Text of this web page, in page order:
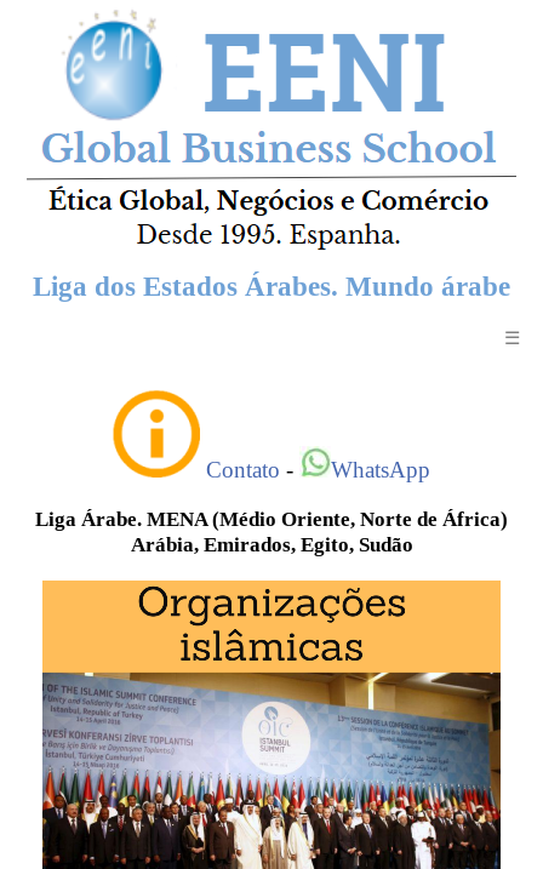
Liga dos Estados Árabes. Mundo árabe
☰
Contato - WhatsApp
Liga Árabe. MENA (Médio Oriente, Norte de África)
Arábia, Emirados, Egito, Sudão